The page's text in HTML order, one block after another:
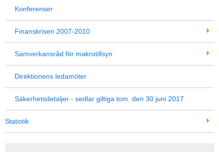
Konferenser
Finanskrisen 2007-2010
Samverkansråd för makrotillsyn
Direktionens ledamöter
Säkerhetsdetaljer - sedlar giltiga tom. den 30 juni 2017
Statistik